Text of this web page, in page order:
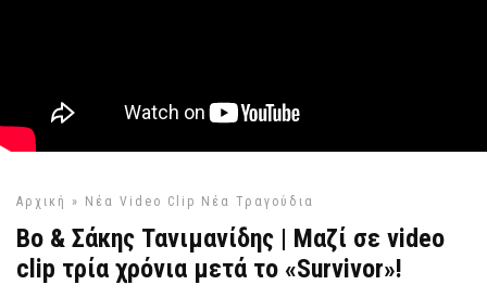
Αρχική » Νέα Video Clip Νέα Τραγούδια
Bo & Σάκης Τανιμανίδης | Μαζί σε video
clip τρία χρόνια μετά το «Survivor»!